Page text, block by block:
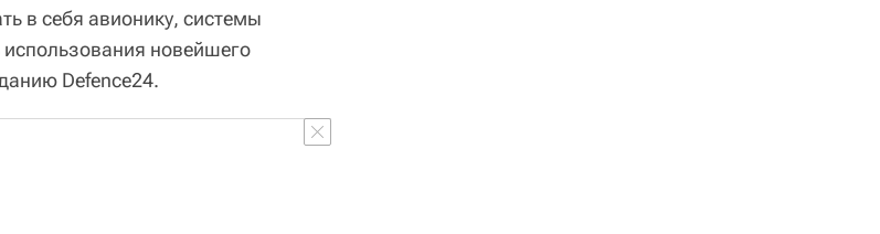
в себя авионику, системы
новейшего
Defence24.